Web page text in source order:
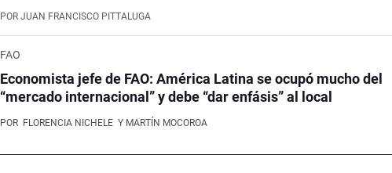
POR JUAN FRANCISCO PITTALUGA
FAO
Economista jefe de FAO: América Latina se ocupó mucho del
“mercado internacional” y debe “dar enfásis” al local
POR FLORENCIA NICHELE Y MARTÍN MOCOROA